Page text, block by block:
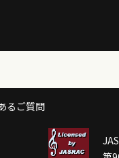
るご質問